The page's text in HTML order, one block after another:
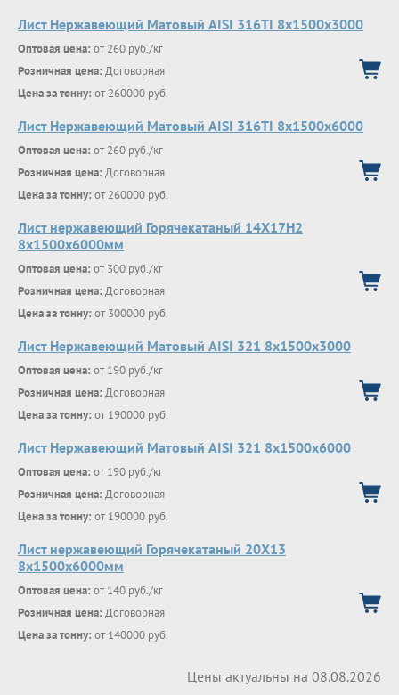
Лист Нержавеющий Матовый AISI 316TI 8х1500х3000
Оптовая цена: от 260 руб./кг
Розничная цена: Договорная
Цена за тонну: от 260000 руб.
Лист Нержавеющий Матовый AISI 316TI 8х1500х6000
Оптовая цена: от 260 руб./кг
Розничная цена: Договорная
Цена за тонну: от 260000 руб.
Лист нержавеющий Горячекатаный 14Х17Н2
8x1500x6000мм
Оптовая цена: от 300 руб./кг
Розничная цена: Договорная
Цена за тонну: от 300000 руб.
Лист Нержавеющий Матовый AISI 321 8х1500х3000
Оптовая цена: от 190 руб./кг
Розничная цена: Договорная
Цена за тонну: от 190000 руб.
Лист Нержавеющий Матовый AISI 321 8х1500х6000
Оптовая цена: от 190 руб./кг
Розничная цена: Договорная
Цена за тонну: от 190000 руб.
Лист нержавеющий Горячекатаный 20Х13
8x1500x6000мм
Оптовая цена: от 140 руб./кг
Розничная цена: Договорная
Цена за тонну: от 140000 руб.
Цены актуальны на 08.08.2026